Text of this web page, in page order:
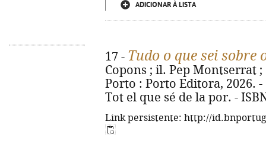
ADICIONAR À LISTA
17 - Tudo o que sei sobre
Copons ; il. Pep Montserrat ;
Porto : Porto Editora, 2026.
Tot el que sé de la por. -
Link persistente: http://